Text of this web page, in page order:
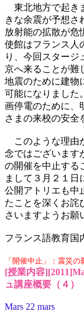
東北地方で起き
きな余震が予想さ
放射能の拡散が危
使館はフランス人
り、今回スタージ
京へ来ることが難
地震のために建物
可能になりました
画停電のために、
さまの来校の安全
このような理由
念ではございます
の開催を中止する
まして３月２１日
公開アトリエも中
たことを深くお詫
さいますようお願
フランス語教育国
「開催中止」：震災
[授業内容
ュ講座概要（４）
Mars 22 mars